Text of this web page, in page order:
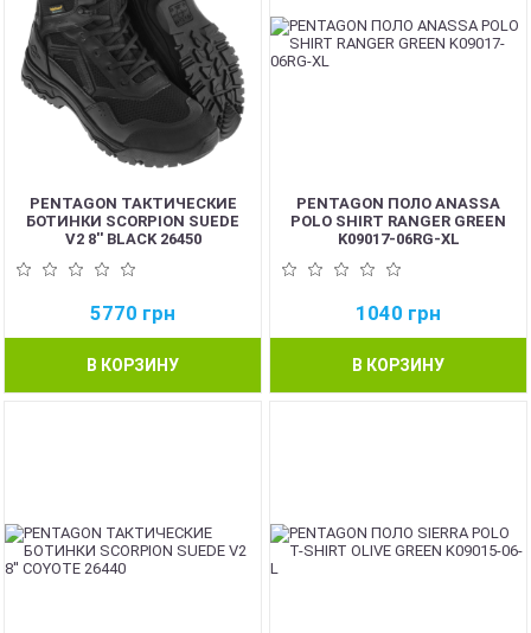
PENTAGON ТАКТИЧЕСКИЕ
БОТИНКИ SCORPION SUEDE
V2 8'' BLACK 26450
5770 грн
В КОРЗИНУ
PENTAGON ПОЛО ANASSA
POLO SHIRT RANGER GREEN
K09017-06RG-XL
1040 грн
В КОРЗИНУ